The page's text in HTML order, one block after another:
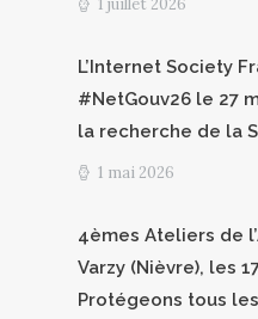
L’Internet Society
#NetGouv26 le 27
la recherche de la
1 mai 2026
4èmes Ateliers de
Varzy (Nièvre), les
Protégeons tous